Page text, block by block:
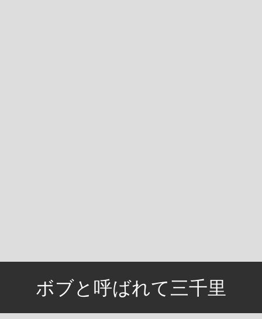
ボブと呼ばれて三千里
資